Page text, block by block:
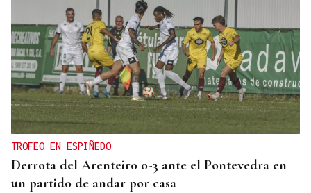
TROFEO EN ESPIÑEDO
Derrota del Arenteiro 0-3 ante el Pontevedra en
un partido de andar por casa